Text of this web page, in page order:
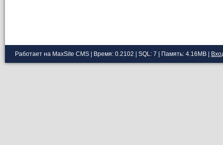
Работает на MaxSite CMS | Время: 0.2102 | SQL: 7 | Память: 4.16MB